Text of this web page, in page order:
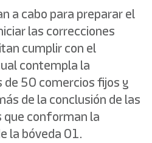
a cabo para preparar el
las correcciones
cumplir con el
contempla la
de 50 comercios fijos y
de la conclusión de las
conforman la
la bóveda 01.